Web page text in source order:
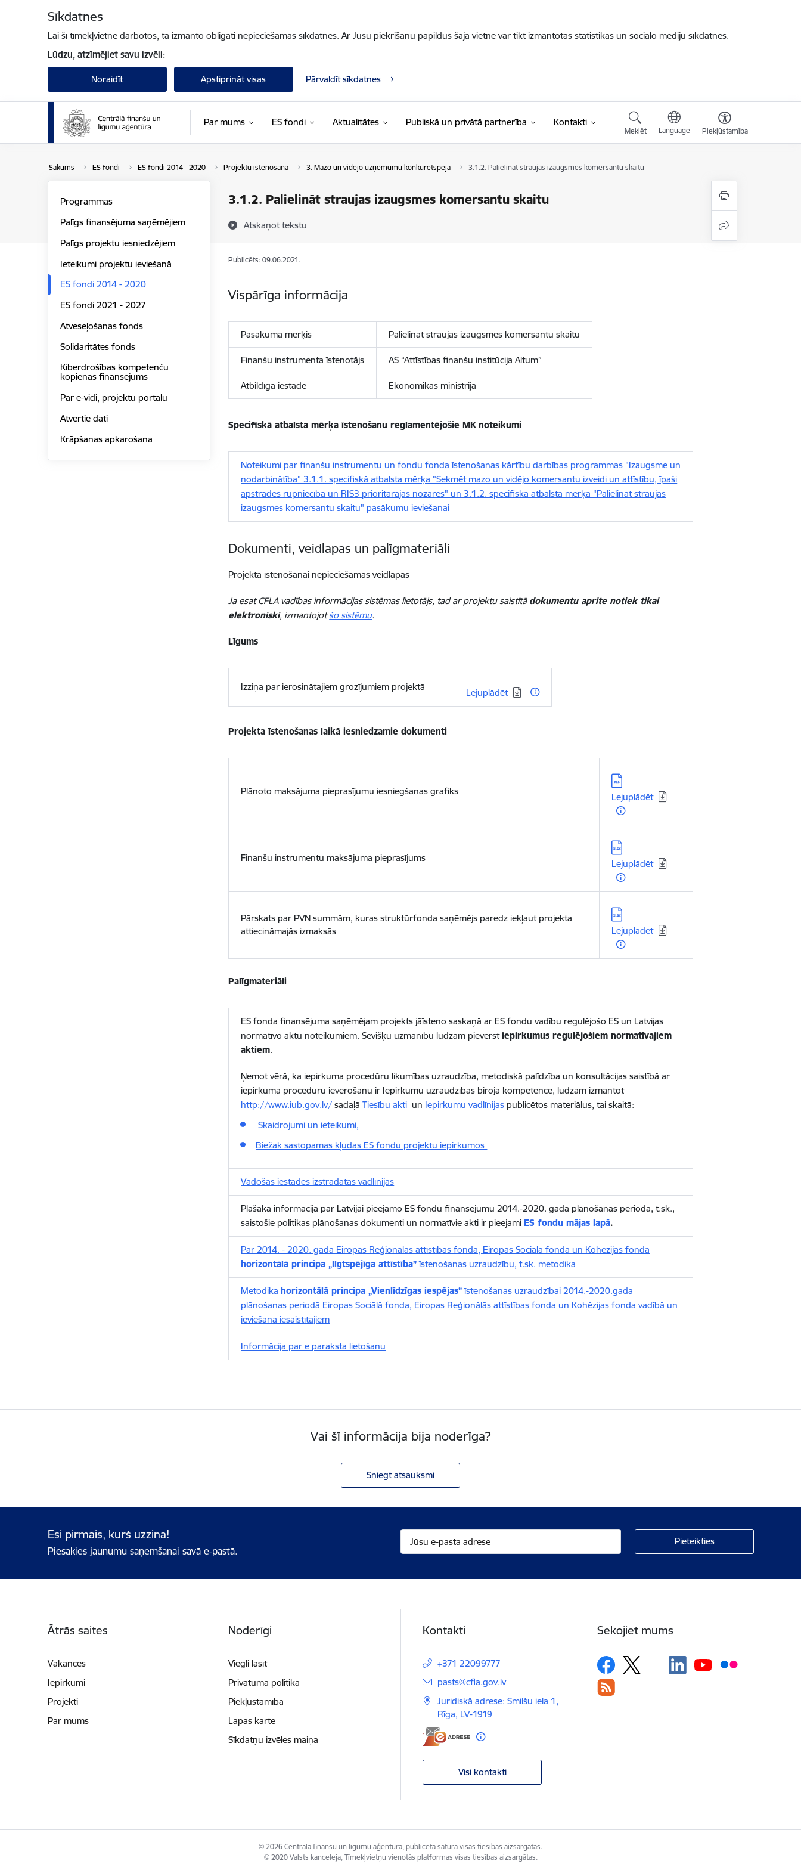
Sīkdatnes
Lai šī tīmekļvietne darbotos, tā izmanto obligāti nepieciešamās sīkdatnes. Ar Jūsu piekrišanu papildus šajā vietnē var tikt izmantotas statistikas un sociālo mediju sīkdatnes.
Lūdzu, atzīmējiet savu izvēli:
Noraidīt Apstiprināt visas Pārvaldīt sīkdatnes
Par mums ES fondi Aktualitātes Publiskā un privātā partnerība Kontakti
Meklēt Language Piekļūstamība
Sākums ES fondi ES fondi 2014 - 2020 Projektu īstenošana 3. Mazo un vidējo uzņēmumu konkurētspēja 3.1.2. Palielināt straujas izaugsmes komersantu skaitu
3.1.2. Palielināt straujas izaugsmes komersantu skaitu
Atskaņot tekstu
Programmas
Palīgs finansējuma saņēmējiem
Palīgs projektu iesniedzējiem
Ieteikumi projektu ieviešanā
ES fondi 2014 - 2020
ES fondi 2021 - 2027
Atveseļošanas fonds
Solidaritātes fonds
Kiberdrošības kompetenču
kopienas finansējums
Par e-vidi, projektu portālu
Atvērtie dati
Krāpšanas apkarošana
Publicēts: 09.06.2021.
Vispārīga informācija
Pasākuma mērķis Palielināt straujas izaugsmes komersantu skaitu
Finanšu instrumenta īstenotājs AS “Attīstības finanšu institūcija Altum”
Atbildīgā iestāde Ekonomikas ministrija
Specifiskā atbalsta mērķa īstenošanu reglamentējošie MK noteikumi
Noteikumi par finanšu instrumentu un fondu fonda īstenošanas kārtību darbības programmas "Izaugsme un
nodarbinātība" 3.1.1. specifiskā atbalsta mērķa "Sekmēt mazo un vidējo komersantu izveidi un attīstību, īpaši
apstrādes rūpniecībā un RIS3 prioritārajās nozarēs" un 3.1.2. specifiskā atbalsta mērķa "Palielināt straujas
izaugsmes komersantu skaitu" pasākumu ieviešanai
Dokumenti, veidlapas un palīgmateriāli
Projekta īstenošanai nepieciešamās veidlapas
Ja esat CFLA vadības informācijas sistēmas lietotājs, tad ar projektu saistītā dokumentu aprite notiek tikai
elektroniski, izmantojotšo sistēmu.
Līgums
Izziņa par ierosinātajiem grozījumiem projektā Lejupielādēt:
Lejuplādēt
Projekta īstenošanas laikā iesniedzamie dokumenti
Plānoto maksājuma pieprasījumu iesniegšanas grafiks
Lejupielādēt:
Lejuplādēt
Finanšu instrumentu maksājuma pieprasījums
Lejupielādēt:
Lejuplādēt
Pārskats par PVN summām, kuras struktūrfonda saņēmējs paredz iekļaut projekta
attiecināmajās izmaksās
Lejupielādēt:
Lejuplādēt
Palīgmateriāli
ES fonda finansējuma saņēmējam projekts jāīsteno saskaņā ar ES fondu vadību regulējošo ES un Latvijas
normatīvo aktu noteikumiem. Sevišķu uzmanību lūdzam pievērstiepirkumus regulējošiem normatīvajiem
aktiem.
Ņemot vērā, ka iepirkuma procedūru likumības uzraudzība, metodiskā palīdzība un konsultācijas saistībā ar
iepirkuma procedūru ievērošanu ir Iepirkumu uzraudzības biroja kompetence, lūdzam izmantot
http://www.iub.gov.lv/ sadaļāTiesību akti un Iepirkumu vadlīnijas publicētos materiālus, tai skaitā:
Skaidrojumi un ieteikumi,
Biežāk sastopamās kļūdas ES fondu projektu iepirkumos
Vadošās iestādes izstrādātās vadlīnijas
Plašāka informācija par Latvijai pieejamo ES fondu finansējumu 2014.-2020. gada plānošanas periodā, t.sk.,
saistošie politikas plānošanas dokumenti un normatīvie akti ir pieejamiES fondu mājas lapā.
Par 2014. - 2020. gada Eiropas Reģionālās attīstības fonda, Eiropas Sociālā fonda un Kohēzijas fonda
horizontālā principa „Ilgtspējīga attīstība”īstenošanas uzraudzību, t.sk. metodika
Metodikahorizontālā principa „Vienlīdzīgas iespējas”īstenošanas uzraudzībai 2014.-2020.gada
plānošanas periodā Eiropas Sociālā fonda, Eiropas Reģionālās attīstības fonda un Kohēzijas fonda vadībā un
ieviešanā iesaistītajiem
Informācija par e paraksta lietošanu
Vai šī informācija bija noderīga?
Sniegt atsauksmi
Esi pirmais, kurš uzzina!
Piesakies jaunumu saņemšanai savā e-pastā.
Ātrās saites
Vakances
Iepirkumi
Projekti
Par mums
Noderīgi
Viegli lasīt
Privātuma politika
Piekļūstamība
Lapas karte
Sīkdatņu izvēles maiņa
Kontakti
+371 22099777
E-pasts:
pasts@cfla.gov.lv
Juridiskā adrese: Smilšu iela 1,
Rīga, LV-1919
Visi kontakti
Sekojiet mums
© 2026 Centrālā finanšu un līgumu aģentūra, publicētā satura visas tiesības aizsargātas.
© 2020 Valsts kanceleja, Tīmekļvietņu vienotās platformas visas tiesības aizsargātas.